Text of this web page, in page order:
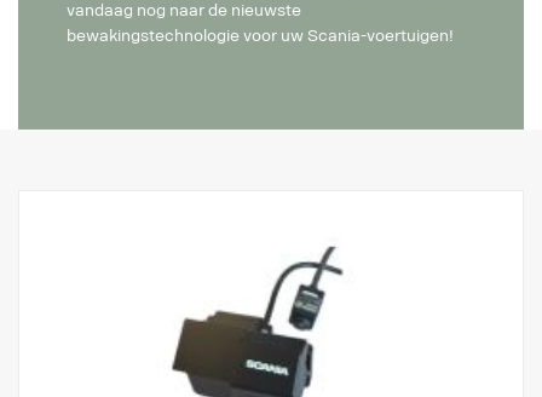
vandaag nog naar de nieuwste
bewakingstechnologie voor uw Scania-voertuigen!